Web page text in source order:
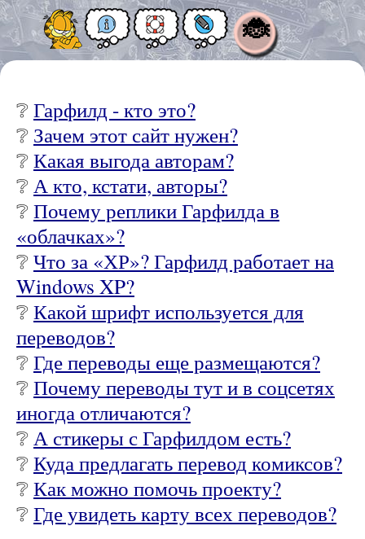
🐞
❔Гарфилд - кто это?
❔ Зачем этот сайт нужен?
❔Какая выгода авторам?
❔А кто, кстати, авторы?
❔Почему реплики Гарфилда в
«облачках»?
❔Что за «ХР»? Гарфилд работает на
Windows XP?
❔Какой шрифт используется для
переводов?
❔Где переводы еще размещаются?
❔Почему переводы тут и в соцсетях
иногда отличаются?
❔А стикеры с Гарфилдом есть?
❔Куда предлагать перевод комиксов?
❔Как можно помочь проекту?
❔Где увидеть карту всех переводов?